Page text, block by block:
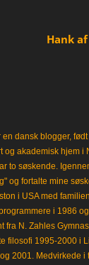
Hank
dansk blogger,
og akademisk hjem
to søskende.
fortalte mine
i USA med
i 1986
fra N. Zahles
filosofi 1995-2000 i
2001. Medvirkede